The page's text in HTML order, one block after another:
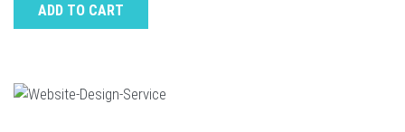
ADD TO CART